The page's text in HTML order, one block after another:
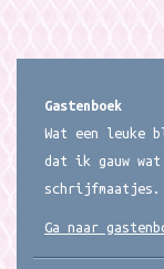
Gastenboek
Wat een leuke
dat ik gauw
Ga naar